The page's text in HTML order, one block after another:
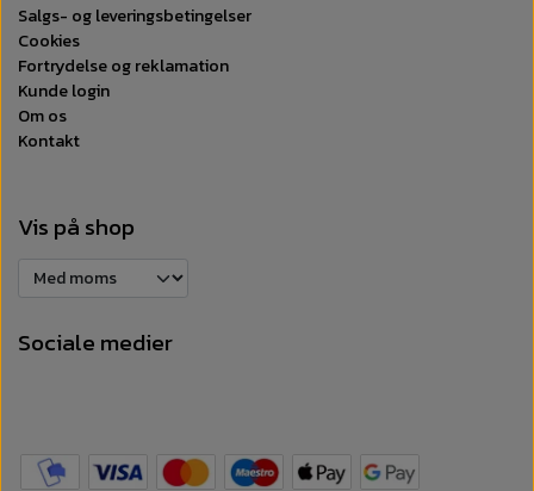
Salgs- og leveringsbetingelser
Cookies
Fortrydelse og reklamation
Kunde login
Om os
Kontakt
Vis på shop
Sociale medier